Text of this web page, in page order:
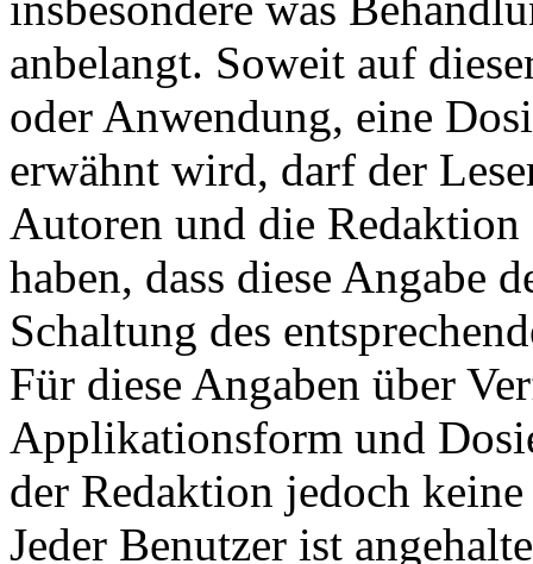
anbelangt. Soweit auf
oder Anwendung, eine
erwähnt wird, darf der
Autoren und die
haben, dass diese Angabe
Schaltung des
Für diese Angaben über
Applikationsform und
der Redaktion jedoch
Jeder Benutzer ist